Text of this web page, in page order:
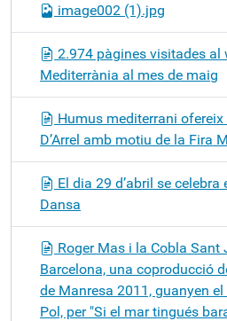
image002 (1).jpg
2.974 pàgines visitades al
Mediterrània al mes de maig
Humus mediterrani
D’Arrel amb motiu de la Fira
El dia 29 d’abril se
Dansa
Roger Mas i la Cobla Sant
Barcelona, una coproducció
de Manresa 2011, guanyen
Pol, per "Si el mar tingués